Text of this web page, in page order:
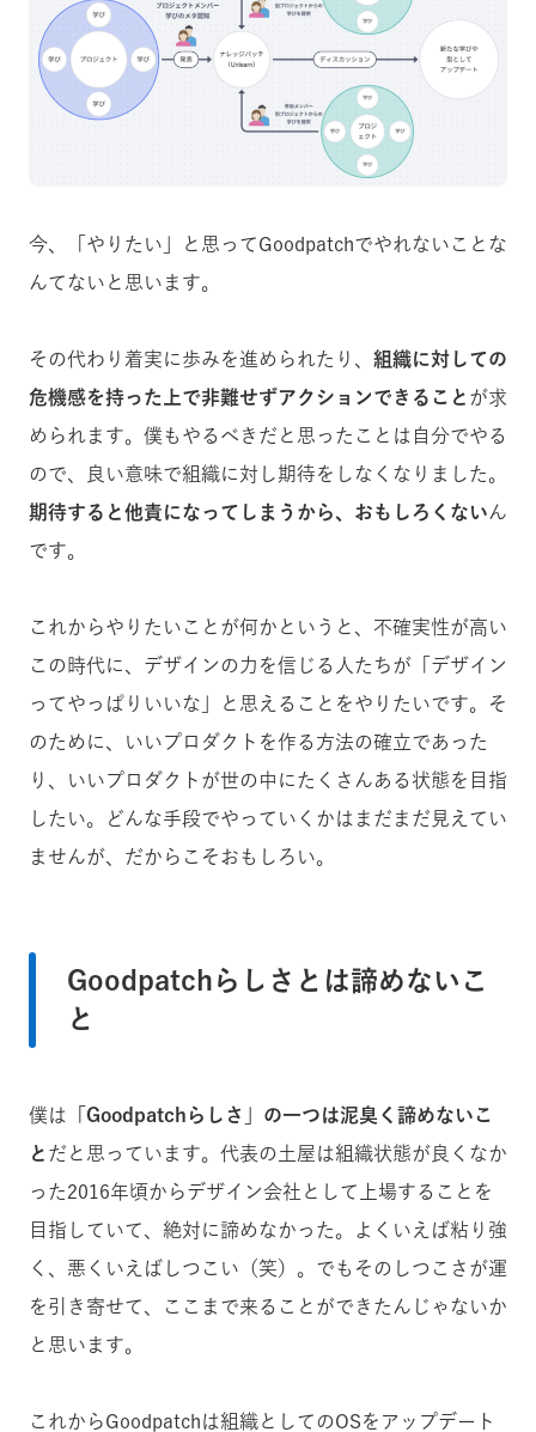
今、「やりたい」と思ってGoodpatchでやれないことな
んてないと思います。
その代わり着実に歩みを進められたり、 組織に対しての
危機感を持った上で非難せずアクションできること が求
められます。僕もやるべきだと思ったことは自分でやる
ので、良い意味で組織に対し期待を しなくなりました。
期待すると他責になってしまうから、おもしろくないん
です。
これからやりたいことが何かというと、不確実性が高い
この時代に、デザインの力を信じる人たちが「デザイン
ってやっぱりいいな」と思えることをやりたいです。そ
のために、いいプロダクトを作る方法の確立であった
り、いいプロダクトが世の中にたくさんある状態を目指
したい。どんな手段でやっていくかはまだまだ見えてい
ませんが、だからこそおもしろい。
Goodpatchらしさとは諦めないこ
と
僕は
「Goodpatchらしさ」の一つは泥臭く諦めないこ
と だと思っています。代表の土屋は組織状態が良くなか
った2016年頃からデザイン会社として上場することを
目指していて、絶対に諦めなかった。よくいえば粘り強
く、悪くいえばしつこい（笑）。でもそのしつこさが運
を引き寄せて、ここまで来ることができたんじゃないか
と思います。
これからGoodpatchは組織としてのOSをアップデート